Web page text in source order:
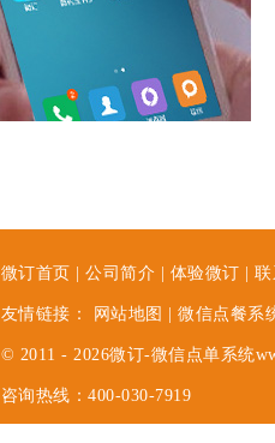
微订首页 |公司简介 体验微订 |
友情链接： 网站地图 |微信点餐系
© 2011 - 2026微订-微信点单系统
咨询热线：400-030-7919